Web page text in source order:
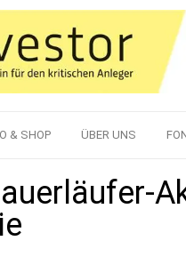
& SHOP ÜBER UNS